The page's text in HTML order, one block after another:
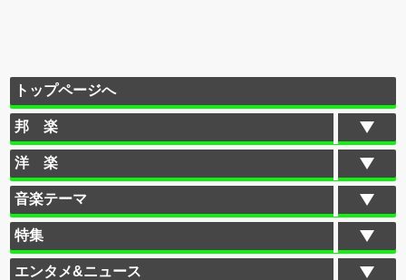
トップページへ
邦 楽
洋 楽
音楽テーマ
特集
エンタメ&ニュース